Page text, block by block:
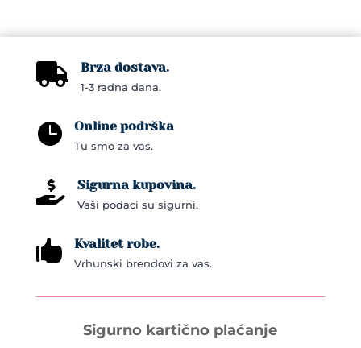
 Brza dostava.
1-3 radna dana.
 Online podrška
Tu smo za vas.
 Sigurna kupovina.
Vaši podaci su sigurni.
 Kvalitet robe.
Vrhunski brendovi za vas.
Sigurno kartično plaćanje